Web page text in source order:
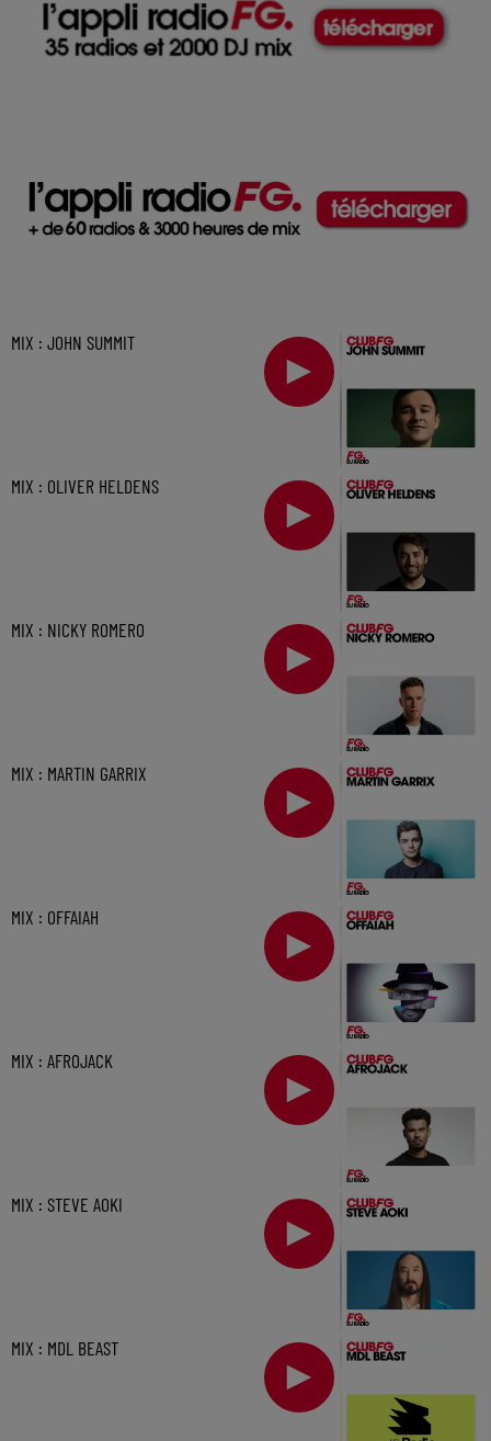
MIX : JOHN SUMMIT
MIX : OLIVER HELDENS
MIX : NICKY ROMERO
MIX : MARTIN GARRIX
MIX : OFFAIAH
MIX : AFROJACK
MIX : STEVE AOKI
MIX : MDL BEAST